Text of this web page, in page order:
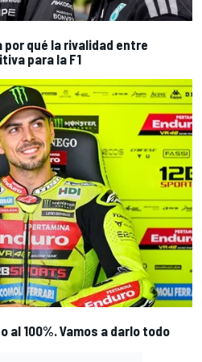
qué la rivalidad entre
para la F1
al 100%. Vamos a darlo todo